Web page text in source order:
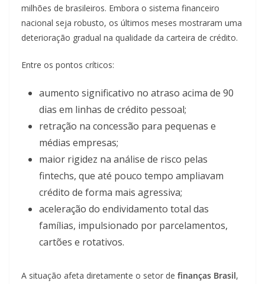
milhões de brasileiros. Embora o sistema financeiro
nacional seja robusto, os últimos meses mostraram uma
deterioração gradual na qualidade da carteira de crédito.
Entre os pontos críticos:
aumento significativo no atraso acima de 90
dias em linhas de crédito pessoal;
retração na concessão para pequenas e
médias empresas;
maior rigidez na análise de risco pelas
fintechs, que até pouco tempo ampliavam
crédito de forma mais agressiva;
aceleração do endividamento total das
famílias, impulsionado por parcelamentos,
cartões e rotativos.
A situação afeta diretamente o setor de finanças Brasil,